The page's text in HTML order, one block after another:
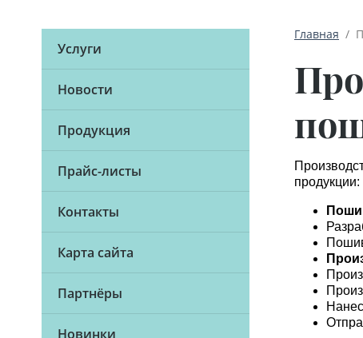
Услуги
Новости
Продукция
Прайс-листы
Контакты
Карта сайта
Партнёры
Новинки
Главная
/
продукции: